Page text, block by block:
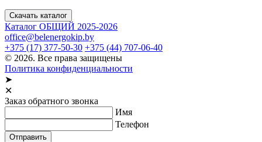
Скачать каталог
Каталог ОБЩИЙ 2025-2026
office@belenergokip.by
+375 (17) 377-50-30 +375 (44) 707-06-40
© 2026. Все права защищены
Политика конфиденциальности
➤
✕
Заказ обратного звонка
Имя
Телефон
Отправить